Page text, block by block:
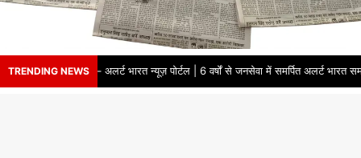
TRENDING NEWS
का नाम – अलर्ट भारत न्यूज़ पोर्टल | 6 वर्षों से जनसेवा में समर्पित अलर्ट भारत समाचार